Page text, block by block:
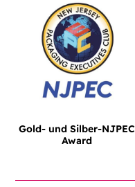
Gold- und Silber-NJPEC
Award